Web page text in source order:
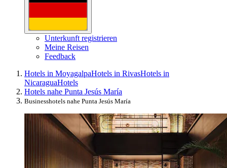
Unterkunft registrieren
Meine Reisen
Feedback
Hotels in MoyagalpaHotels in RivasHotels in
NicaraguaHotels
Hotels nahe Punta Jesús María
Businesshotels nahe Punta Jesús María